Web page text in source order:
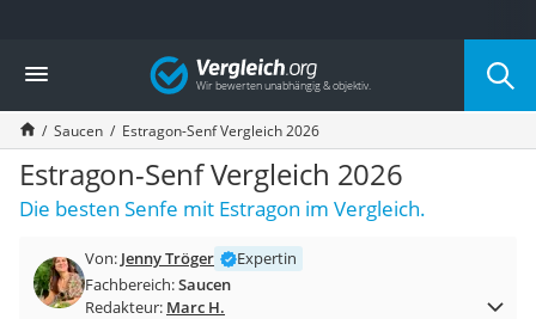
Die beliebtesten Vergleiche nach Kategorie
Lebensmittel
Schwarzkümmelöl
Knäckebrot
Schwarzkümmelöl-Kapseln
Manukahonig
Eiklar
Balsamico-Essig
Schwarzkümmelöl bio
Vergleich
Saucen Estragon-Senf Vergleich 2026
Estragon-Senf Vergleich 2026
Die besten Senfe mit Estragon im Vergleich.
Von: Jenny Tröger
Expertin
Fachbereich:Saucen
Redakteur: Marc H.